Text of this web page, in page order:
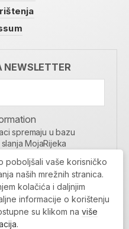
NEWSLETTER
spremaju u bazu
MojaRijeka
SE
poboljšali vaše korisničko
naših mrežnih stranica.
kolačića i daljnjim
informacije o korištenju
su klikom na više
.